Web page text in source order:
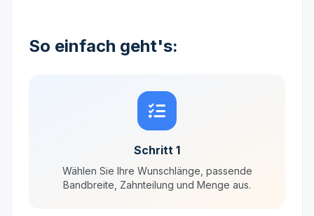
So einfach geht's:
Schritt 1
Wählen Sie Ihre Wunschlänge, passende
Bandbreite, Zahnteilung und Menge aus.